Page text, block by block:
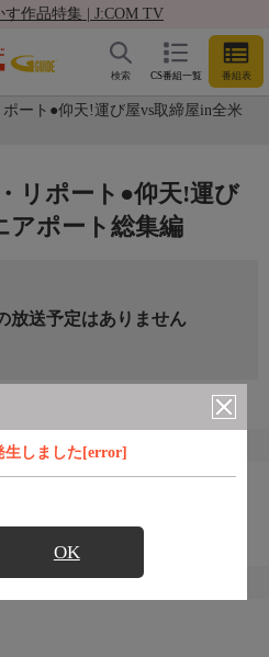
す作品特集 | J:COM TV
CS番組一覧 番組表
検索
ート●仰天!運び屋vs取締屋in全米
生しました[error]
OK
リポート●仰天!運び
アポート総集編
放送予定はありません